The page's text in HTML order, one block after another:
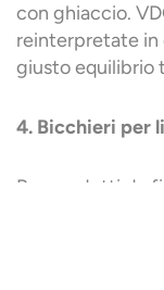
con ghiaccio.
reinterpretate in
giusto equilibrio
4. Bicchieri per
Per prodotti da